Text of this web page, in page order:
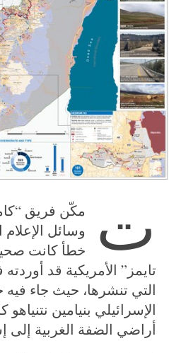
ت
مكّن فريق
وسائل
خطأ كانت
تايمز” الأمريكية قد
التي تنشرها، حيث جاء
الإسرائيلي بنيامين
أراضي الضفة الغربية إلى